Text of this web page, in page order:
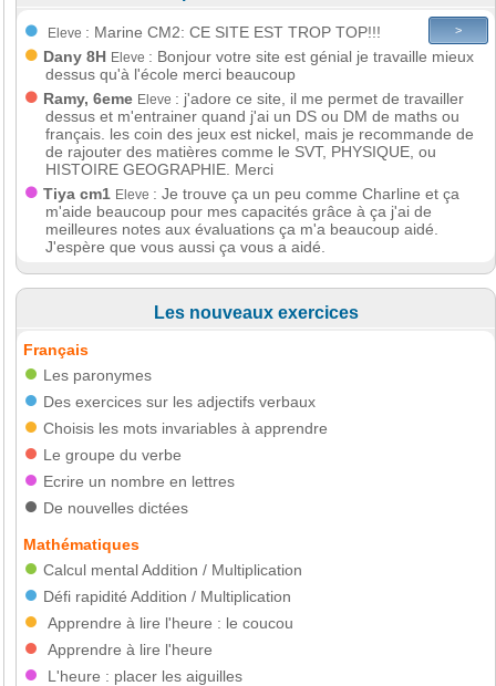
>
Eleve : Marine CM2: CE SITE EST TROP TOP!!!
Dany 8H Eleve : Bonjour votre site est génial je travaille mieux
dessus qu'à l'école merci beaucoup
Ramy, 6eme Eleve : j'adore ce site, il me permet de travailler
dessus et m'entrainer quand j'ai un DS ou DM de maths ou
français. les coin des jeux est nickel, mais je recommande de
de rajouter des matières comme le SVT, PHYSIQUE, ou
HISTOIRE GEOGRAPHIE. Merci
Tiya cm1 Eleve : Je trouve ça un peu comme Charline et ça
m'aide beaucoup pour mes capacités grâce à ça j'ai de
meilleures notes aux évaluations ça m'a beaucoup aidé.
J'espère que vous aussi ça vous a aidé.
Les nouveaux exercices
Français
Les paronymes
Des exercices sur les adjectifs verbaux
Choisis les mots invariables à apprendre
Le groupe du verbe
Ecrire un nombre en lettres
De nouvelles dictées
Mathématiques
Calcul mentalAddition / Multiplication
Défi rapidité Addition / Multiplication
Apprendre à lire l'heure : le coucou
Apprendre à lire l'heure
L'heure : placer les aiguilles